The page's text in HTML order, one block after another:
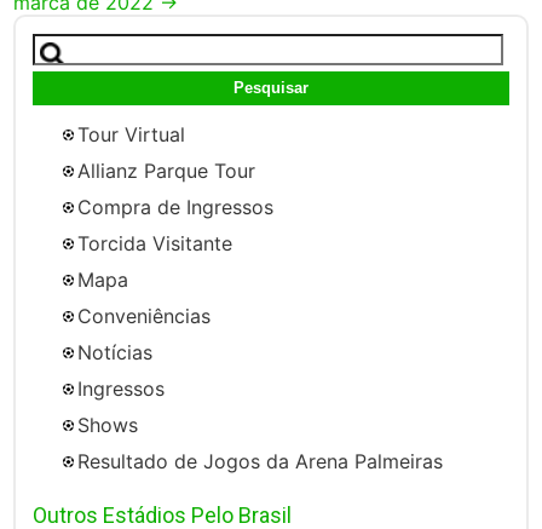
Pesquisar
por:
Tour Virtual
Allianz Parque Tour
Compra de Ingressos
Torcida Visitante
Mapa
Conveniências
Notícias
Ingressos
Shows
Resultado de Jogos da Arena Palmeiras
Outros Estádios Pelo Brasil